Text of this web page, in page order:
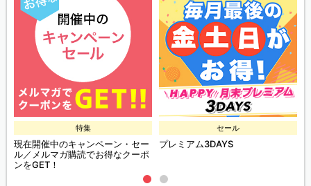
特集
現在開催中のキャンペーン・セー
ル／メルマガ購読でお得なクーポ
ンをGET！
セール
プレミアム3DAYS